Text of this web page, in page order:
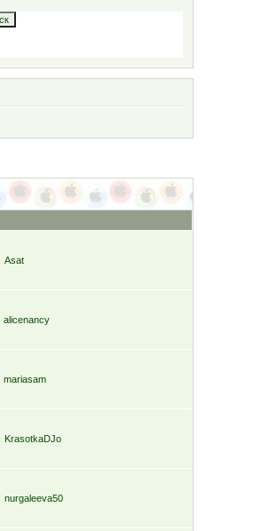
Asat
alicenancy
mariasam
KrasotkaDJo
nurgaleeva50